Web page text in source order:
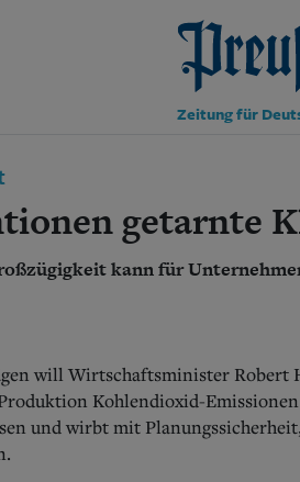
Preußische
Zeitung für
getarnte
kann für
will Wirtschaftsminister Robert
Kohlendioxid-
und wirbt mit